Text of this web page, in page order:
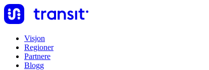
Visjon
Regioner
Partnere
Blogg